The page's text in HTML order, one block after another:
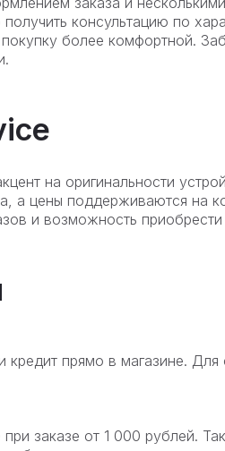
консультацию по
более комфортной.
на оригинальности
а цены поддерживаются на
и возможность
прямо в магазине.
заказе от 1 000 рублей.